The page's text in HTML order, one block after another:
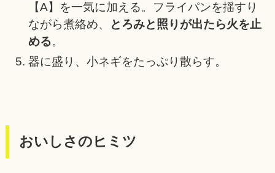
【A】を一気に加える。フライパンを揺すり
ながら煮絡め、
とろみと照りが出たら火を止
める。
器に盛り、小ネギをたっぷり散らす。
おいしさのヒミツ